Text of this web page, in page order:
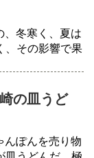
、冬寒く、夏は
、その影響で果
の皿うど
んぽんを売り物